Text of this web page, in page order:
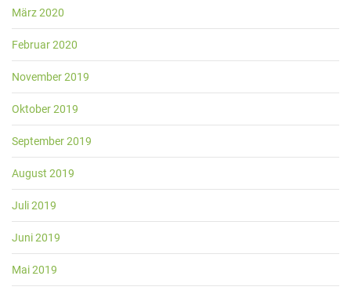
März 2020
Februar 2020
November 2019
Oktober 2019
September 2019
August 2019
Juli 2019
Juni 2019
Mai 2019